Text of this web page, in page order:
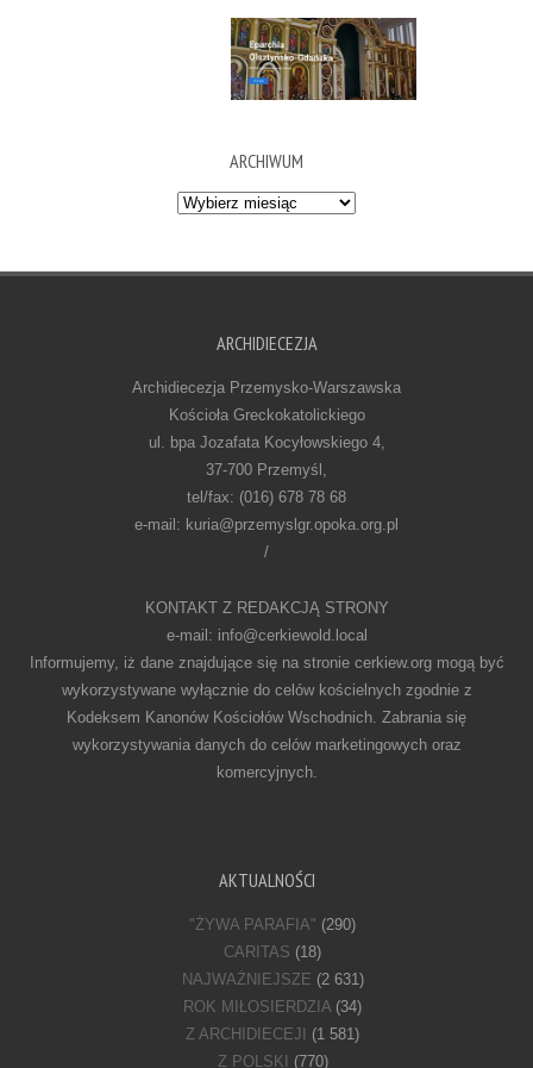
ARCHIWUM
Archiwum
ARCHIDIECEZJA
Archidiecezja Przemysko-Warszawska
Kościoła Greckokatolickiego
ul. bpa Jozafata Kocyłowskiego 4,
37-700 Przemyśl,
tel/fax: (016) 678 78 68
e-mail: kuria@przemyslgr.opoka.org.pl
/
KONTAKT Z REDAKCJĄ STRONY
e-mail: info@cerkiewold.local
Informujemy, iż dane znajdujące się na stronie cerkiew.org mogą być
wykorzystywane wyłącznie do celów kościelnych zgodnie z
Kodeksem Kanonów Kościołów Wschodnich. Zabrania się
wykorzystywania danych do celów marketingowych oraz
komercyjnych.
AKTUALNOŚCI
"ŻYWA PARAFIA" (290)
CARITAS (18)
NAJWAŻNIEJSZE (2 631)
ROK MIŁOSIERDZIA (34)
Z ARCHIDIECEJI
(1 581)
Z POLSKI
(770)